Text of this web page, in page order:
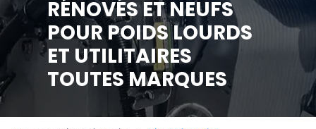
RÉNOVÉS ET NEUFS
POUR POIDS LOURDS
ET UTILITAIRES
TOUTES MARQUES